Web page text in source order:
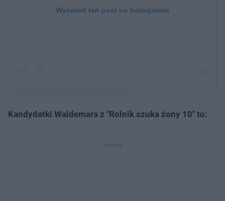
Wyświetl ten post na Instagramie
Kandydatki Waldemara z "Rolnik szuka żony 10" to: